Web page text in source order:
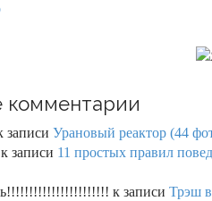
комментарии
записи Урановый реактор (44
к записи 11 простых правил
к записи Трэш в